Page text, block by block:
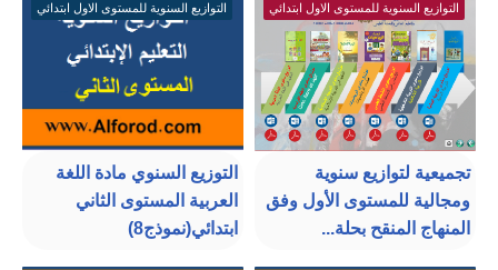
التوازيع السنوية للمستوى الاول ابتدائي
تجميعية لتوازيع سنوية
ومجالية للمستوى الأول وفق
المنهاج المنقح بحلة...
التوازيع السنوية للمستوى الاول ابتدائي
التوزيع السنوي مادة اللغة
العربية المستوى الثاني
ابتدائي(نموذج8)